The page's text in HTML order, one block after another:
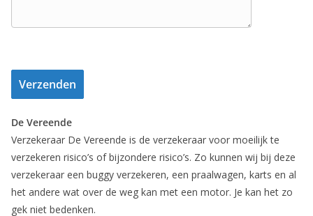
De Vereende
Verzekeraar De Vereende is de verzekeraar voor moeilijk te
verzekeren risico’s of bijzondere risico’s. Zo kunnen wij bij deze
verzekeraar een buggy verzekeren, een praalwagen, karts en al
het andere wat over de weg kan met een motor. Je kan het zo
gek niet bedenken.